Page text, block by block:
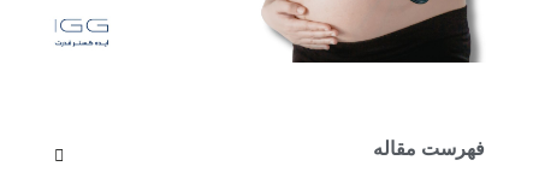
فهرست مقاله